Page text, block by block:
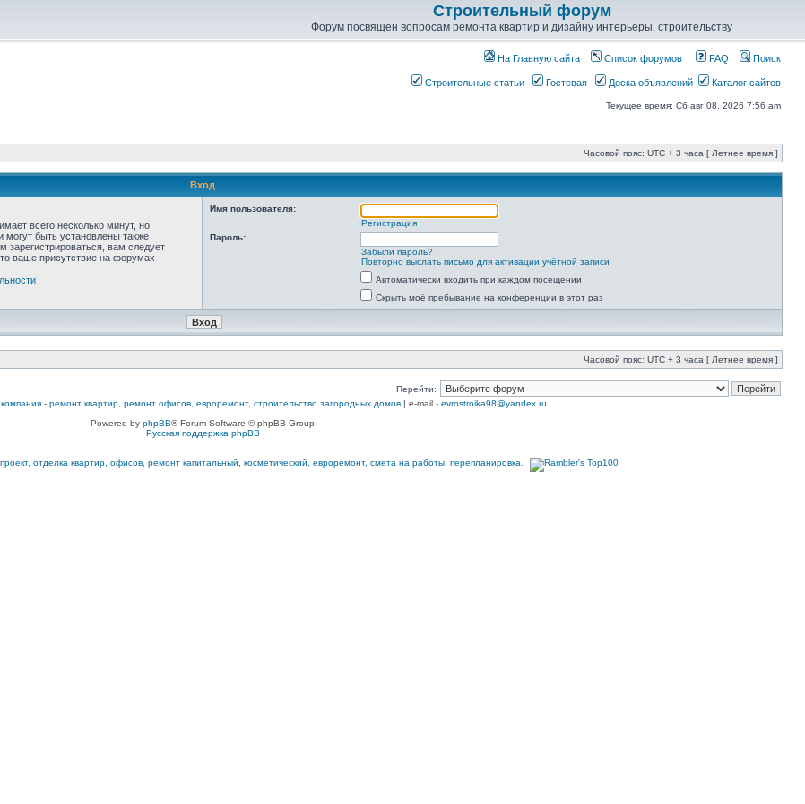
Строительный форум
Форум посвящен вопросам ремонта квартир и дизайну интерьеры, строительству
На Главную сайта Список форумов FAQ Поиск
Строительные статьи Гостевая Доска объявлений Каталог сайтов
Текущее время: Сб авг 08, 2026 7:56 am
Часовой пояс: UTC + 3 часа [ Летнее время ]
Вход
всего несколько минут, но
быть установлены также
зарегистрироваться, вам следует
ваше присутствие на форумах
Имя пользователя:
Регистрация
Пароль:
Забыли пароль?
Повторно выслать письмо для активации учётной записи
Автоматически входить при каждом посещении
Скрыть моё пребывание на конференции в этот раз
Часовой пояс: UTC + 3 часа [ Летнее время ]
Перейти:
- ремонт квартир, ремонт офисов, евроремонт, строительство загородных домов | e-mail - evrostroika98@yandex.ru
Powered by phpBB® Forum Software © phpBB Group
Русская поддержка phpBB